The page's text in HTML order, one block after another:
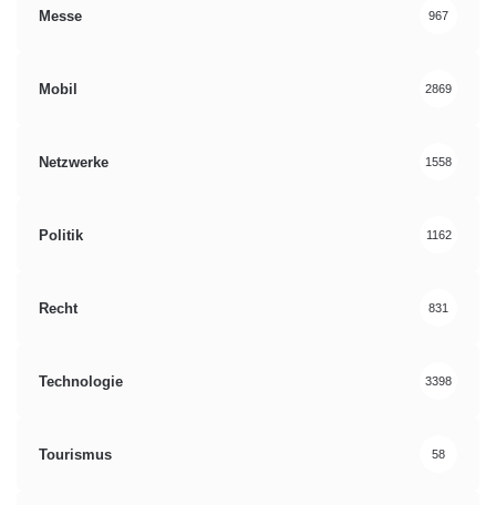
Messe 967
Mobil 2869
Netzwerke 1558
Politik 1162
Recht 831
Technologie 3398
Tourismus 58